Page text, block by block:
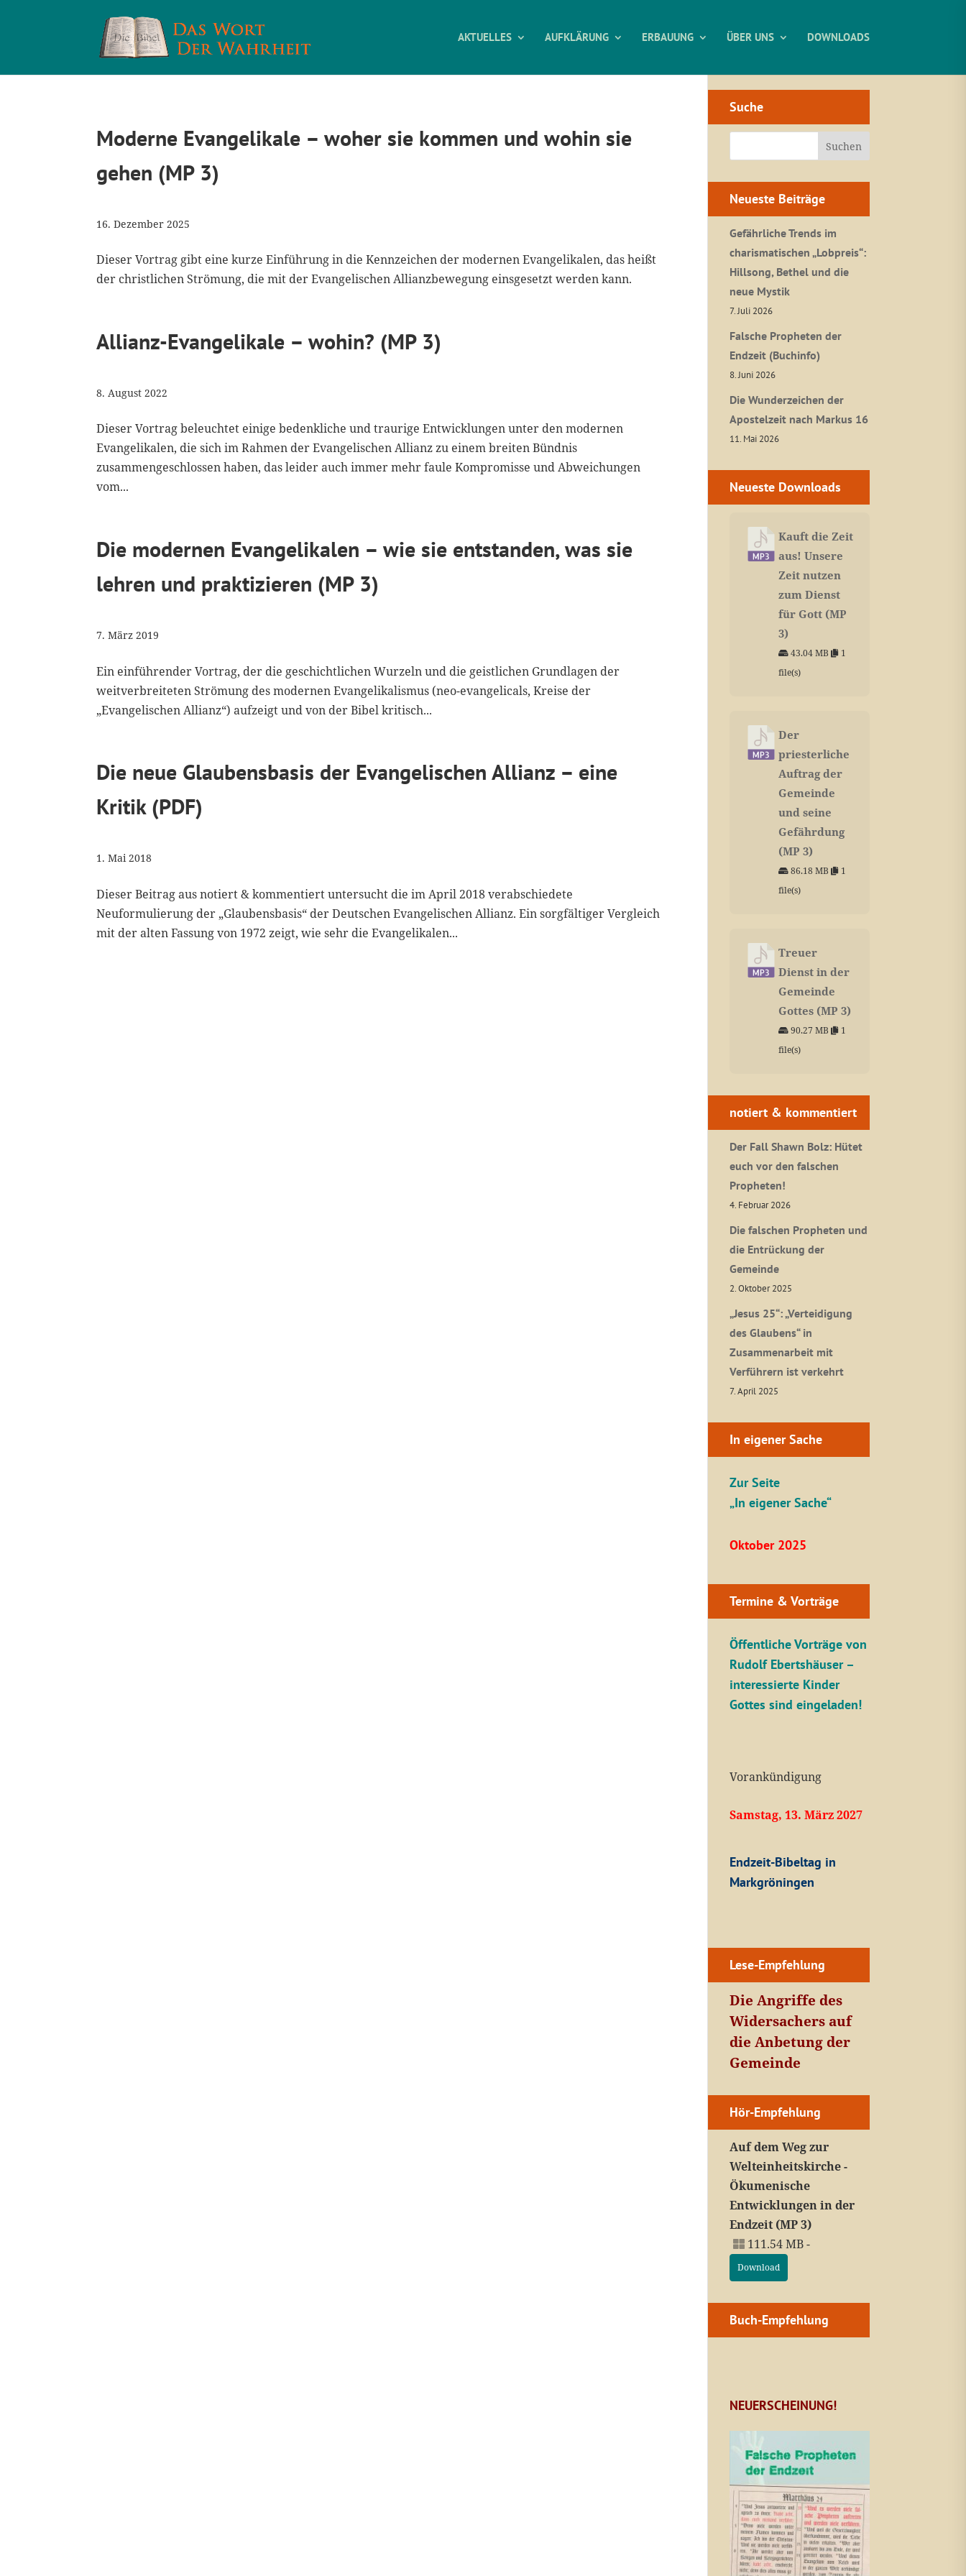
AKTUELLES AUFKLÄRUNG ERBAUUNG ÜBER UNS DOWNLOADS
Moderne Evangelikale – woher sie kommen und wohin sie
gehen (MP 3)
16. Dezember 2025
Dieser Vortrag gibt eine kurze Einführung in die Kennzeichen der modernen Evangelikalen, das heißt
der christlichen Strömung, die mit der Evangelischen Allianzbewegung einsgesetzt werden kann.
Allianz-Evangelikale – wohin? (MP 3)
8. August 2022
Dieser Vortrag beleuchtet einige bedenkliche und traurige Entwicklungen unter den modernen
Evangelikalen, die sich im Rahmen der Evangelischen Allianz zu einem breiten Bündnis
zusammengeschlossen haben, das leider auch immer mehr faule Kompromisse und Abweichungen
vom...
Die modernen Evangelikalen – wie sie entstanden, was sie
lehren und praktizieren (MP 3)
7. März 2019
Ein einführender Vortrag, der die geschichtlichen Wurzeln und die geistlichen Grundlagen der
weitverbreiteten Strömung des modernen Evangelikalismus (neo-evangelicals, Kreise der
„Evangelischen Allianz“) aufzeigt und von der Bibel kritisch...
Die neue Glaubensbasis der Evangelischen Allianz – eine
Kritik (PDF)
1. Mai 2018
Dieser Beitrag aus notiert & kommentiert untersucht die im April 2018 verabschiedete
Neuformulierung der „Glaubensbasis“ der Deutschen Evangelischen Allianz. Ein sorgfältiger Vergleich
mit der alten Fassung von 1972 zeigt, wie sehr die Evangelikalen...
Suche
Neueste Beiträge
Gefährliche Trends im
charismatischen „Lobpreis“:
Hillsong, Bethel und die
neue Mystik
7. Juli 2026
Falsche Propheten der
Endzeit (Buchinfo)
8. Juni 2026
Die Wunderzeichen der
Apostelzeit nach Markus 16
11. Mai 2026
Neueste Downloads
Kauft die Zeit
aus! Unsere
Zeit nutzen
zum Dienst
für Gott (MP
3)
43.04 MB
1
file(s)
Der
priesterliche
Auftrag der
Gemeinde
und seine
Gefährdung
(MP 3)
86.18 MB
1
file(s)
Treuer
Dienst in der
Gemeinde
Gottes (MP 3)
90.27 MB
1
file(s)
notiert & kommentiert
Der Fall Shawn Bolz: Hütet
euch vor den falschen
Propheten!
4. Februar 2026
Die falschen Propheten und
die Entrückung der
Gemeinde
2. Oktober 2025
„Jesus 25“: „Verteidigung
des Glaubens“ in
Zusammenarbeit mit
Verführern ist verkehrt
7. April 2025
In eigener Sache
Zur Seite
„In eigener Sache“
Oktober 2025
Termine & Vorträge
Öffentliche Vorträge von
Rudolf Ebertshäuser –
interessierte Kinder
Gottes sind eingeladen!
Vorankündigung
Samstag, 13. März 2027
Endzeit-Bibeltag in
Markgröningen
Lese-Empfehlung
Die Angriffe des
Widersachers auf
die Anbetung der
Gemeinde
Hör-Empfehlung
Auf dem Weg zur
Welteinheitskirche -
Ökumenische
Entwicklungen in der
Endzeit (MP 3)
111.54 MB -
Download
Buch-Empfehlung
NEUERSCHEINUNG!